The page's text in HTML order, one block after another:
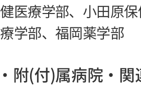
医療学部、小田原
学部、福岡薬学部
附(付)属病院・関